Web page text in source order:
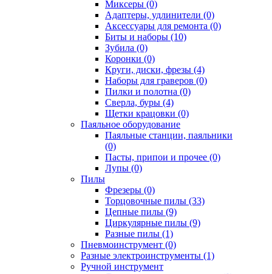
Миксеры (0)
Адаптеры, удлинители (0)
Аксессуары для ремонта (0)
Биты и наборы (10)
Зубила (0)
Коронки (0)
Круги, диски, фрезы (4)
Наборы для граверов (0)
Пилки и полотна (0)
Сверла, буры (4)
Щетки крацовки (0)
Паяльное оборудование
Паяльные станции, паяльники
(0)
Пасты, припои и прочее (0)
Лупы (0)
Пилы
Фрезеры (0)
Торцовочные пилы (33)
Цепные пилы (9)
Циркулярные пилы (9)
Разные пилы (1)
Пневмоинструмент (0)
Разные электроинструменты (1)
Ручной инструмент